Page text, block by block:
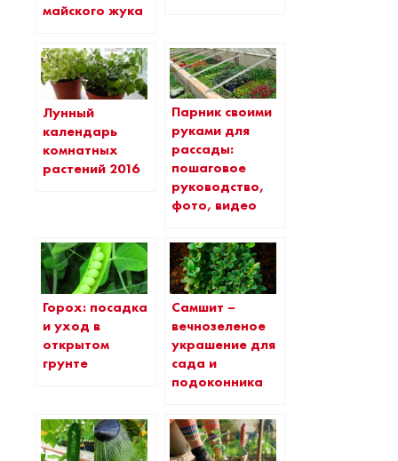
майского жука
Лунный
календарь
комнатных
растений 2016
Парник своими
руками для
рассады:
пошаговое
руководство,
фото, видео
Горох: посадка
и уход в
открытом
грунте
Самшит –
вечнозеленое
украшение для
сада и
подоконника